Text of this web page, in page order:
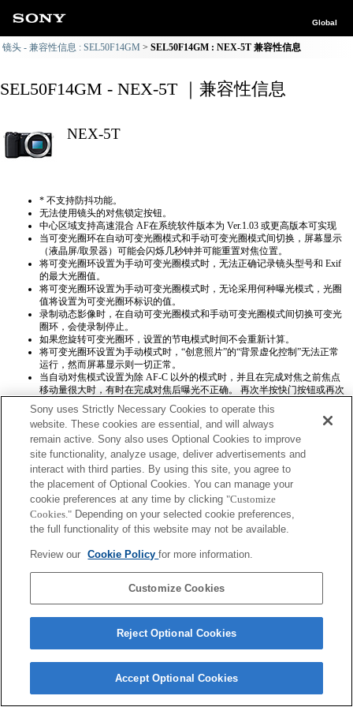
Global
镜头 - 兼容性信息 : SEL50F14GM SEL50F14GM : NEX-5T 兼容性信息
SEL50F14GM - NEX-5T ｜兼容性信息
NEX-5T
* 不支持防抖功能。
无法使用镜头的对焦锁定按钮。
中心区域支持高速混合 AF在系统软件版本为 Ver.1.03 或更高版本可实现
当可变光圈环在自动可变光圈模式和手动可变光圈模式间切换，屏幕显示
（液晶屏/取景器）可能会闪烁几秒钟并可能重置对焦位置。
将可变光圈环设置为手动可变光圈模式时，无法正确​​记录镜头型号和 Exif
的最大光圈值。
将可变光圈环设置为手动可变光圈模式时，无论采用何种曝光模式，光圈
值将设置为可变光圈环标识的值。
录制动态影像时，在自动可变光圈模式和手动可变光圈模式间切换可变光
圈环，会使录制停止。
如果您旋转可变光圈环，设置的节电模式时间不会重新计算。
将可变光圈环设置为手动模式时，“创意照片”的“背景虚化控制”无法正常
运行，然而屏幕显示则一切正常。
当自动对焦模式设置为除 AF-C 以外的模式时，并且在完成对焦之前焦点
移动量很大时，有时在完成对焦后曝光不正确。 再次半按快门按钮或再次
使用 AEL，即可获得正确的曝光。
Exif镜头名称将不会被正确记录。
Terms of Use Contact Us
Copyright 2026 Sony Corporation
Sony uses Strictly Necessary Cookies to operate this
website. These cookies are essential, and will always
remain active. Sony also uses Optional Cookies to improve
site functionality, analyze usage, deliver advertisements and
interact with third parties. By using this site, you agree to
the placement of Optional Cookies. You can manage your
cookie preferences at any time by clicking "Customize
Cookies." Depending on your selected cookie preferences,
the full functionality of this website may not be available.
Review our Cookie Policyfor more information.
Customize Cookies
Reject Optional Cookies
Accept Optional Cookies